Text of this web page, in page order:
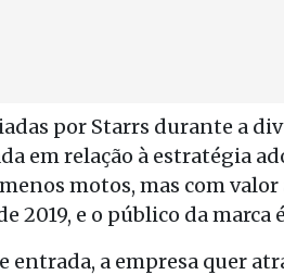
por Starrs durante a
em relação à estratégia
motos, mas com
2019, e o público da marca
entrada, a empresa quer